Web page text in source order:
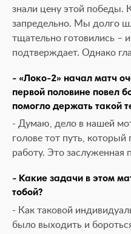
знали цену этой победы.
запредельно. Мы долго
тщательно готовились – и
подтверждает. Однако
- «Локо-2» начал матч
первой половине повел
помогло держать такой
- Думаю, дело в нашей
голове тот путь,
работу. Это заслуженная
- Какие задачи в этом
тобой?
- Как таковой
было выходить и